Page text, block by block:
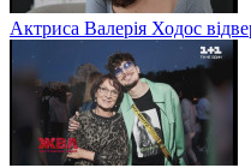
Актриса Валерія Ходос